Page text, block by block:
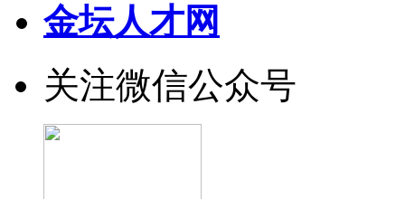
金坛人才网
关注微信公众号